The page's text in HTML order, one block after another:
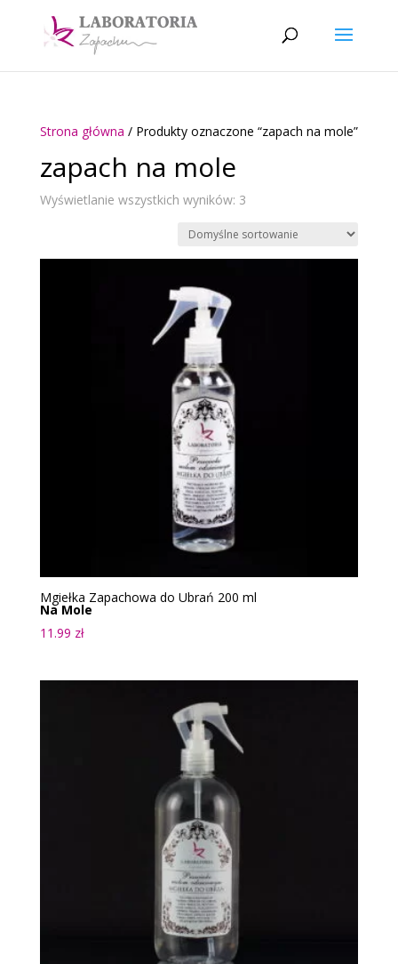
Strona główna / Produkty oznaczone “zapach na mole”
zapach na mole
Wyświetlanie wszystkich wyników: 3
Mgiełka Zapachowa do Ubrań 200 ml
Na Mole
11.99 zł